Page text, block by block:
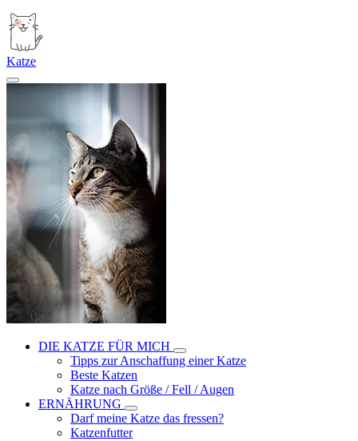
Katze
DIE KATZE FÜR MICH
Tipps zur Anschaffung einer Katze
Beste Katzen
Katze nach Größe / Fell / Augen
ERNÄHRUNG
Darf meine Katze das fressen?
Katzenfutter